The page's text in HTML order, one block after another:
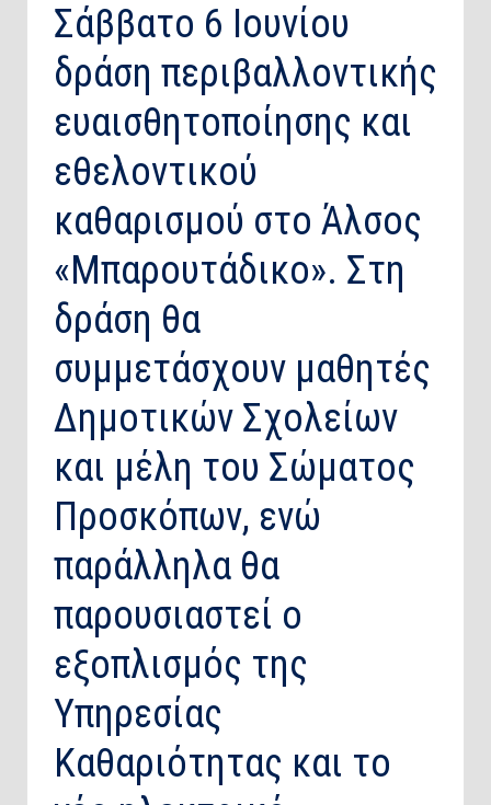
Σάββατο 6 Ιουνίου
δράση περιβαλλοντικής
ευαισθητοποίησης και
εθελοντικού
καθαρισμού στο Άλσος
«Μπαρουτάδικο». Στη
δράση θα
συμμετάσχουν μαθητές
Δημοτικών Σχολείων
και μέλη του Σώματος
Προσκόπων, ενώ
παράλληλα θα
παρουσιαστεί ο
εξοπλισμός της
Υπηρεσίας
Καθαριότητας και το